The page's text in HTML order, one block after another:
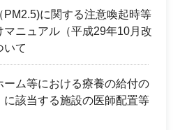
PM2.5)に関する注意喚起時等
マニュアル（平成29年10月改
いて
ーム等における療養の給付の
に該当する施設の医師配置等